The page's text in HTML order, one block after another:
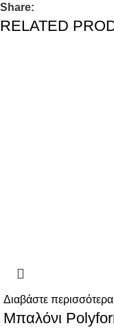
Share:
RELATED
Διαβάστε περισσότερα
Μπαλόνι